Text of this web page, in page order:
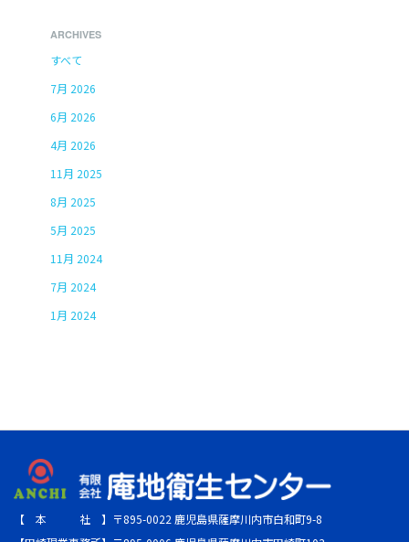
ARCHIVES
すべて
7月 2026
6月 2026
4月 2026
11月 2025
8月 2025
5月 2025
11月 2024
7月 2024
1月 2024
【 本 社 】〒895-0022 鹿児島県薩摩川内市白和町9-8